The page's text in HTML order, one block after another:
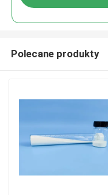
Polecane produkty